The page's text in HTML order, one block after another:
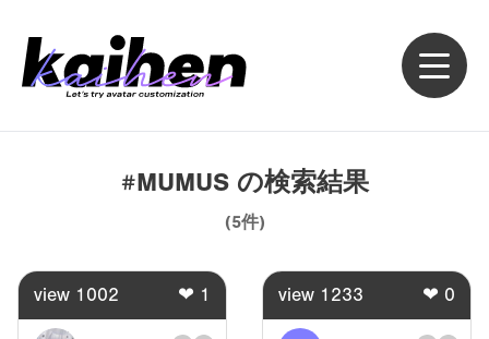
#MUMUS の検索結果
(5件)
view 1002 ❤ 1 view 1233 ❤ 0